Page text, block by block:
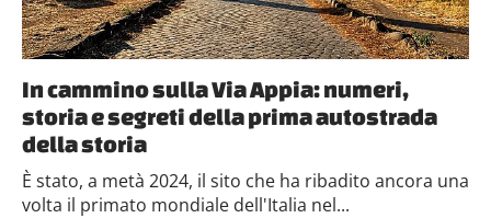
In cammino sulla Via Appia: numeri,
storia e segreti della prima autostrada
della storia
È stato, a metà 2024, il sito che ha ribadito ancora una
volta il primato mondiale dell'Italia nel...